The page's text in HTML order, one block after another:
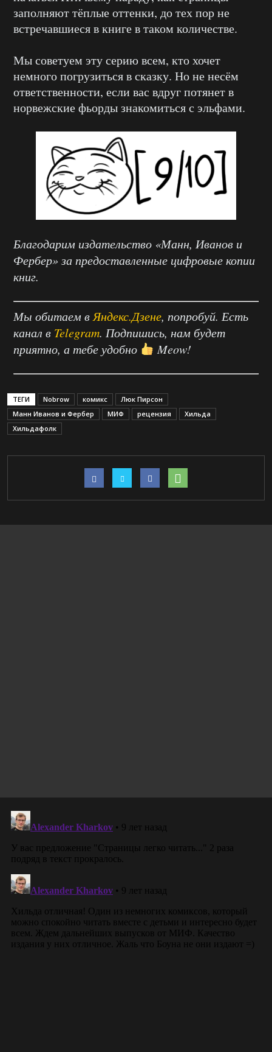
заполняют тёплые оттенки, до тех пор не
встречавшиеся в книге в таком количестве.
Мы советуем эту серию всем, кто хочет
немного погрузиться в сказку. Но не несём
ответственности, если вас вдруг потянет в
норвежские фьорды знакомиться с эльфами.
Благодарим издательство «Манн, Иванов и
Фербер» за предоставленные цифровые копии
книг.
Мы обитаем вЯндекс.Дзене, попробуй. Есть
канал в Telegram. Подпишись, нам будет
приятно, а тебе удобно
Meow!
ТЕГИ Nobrow комикс
Люк Пирсон
Манн Иванов и Фербер
МИФ рецензия
Хильда
Хильдафолк